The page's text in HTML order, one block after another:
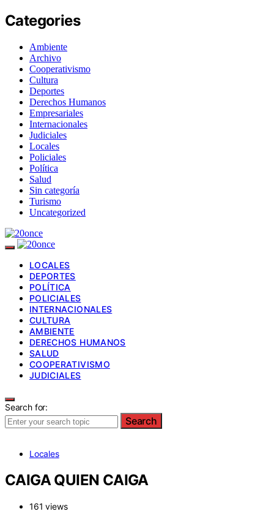
Categories
Ambiente
Archivo
Cooperativismo
Cultura
Deportes
Derechos Humanos
Empresariales
Internacionales
Judiciales
Locales
Policiales
Política
Salud
Sin categoría
Turismo
Uncategorized
LOCALES
DEPORTES
POLÍTICA
POLICIALES
INTERNACIONALES
CULTURA
AMBIENTE
DERECHOS HUMANOS
SALUD
COOPERATIVISMO
JUDICIALES
Search for:
Search
Locales
CAIGA QUIEN CAIGA
161 views